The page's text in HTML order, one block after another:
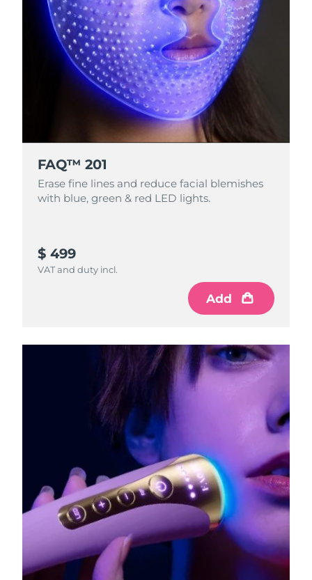
FAQ™ 201
Erase fine lines and reduce facial blemishes
with blue, green & red LED lights.
$ 499
VAT and duty incl.
Add